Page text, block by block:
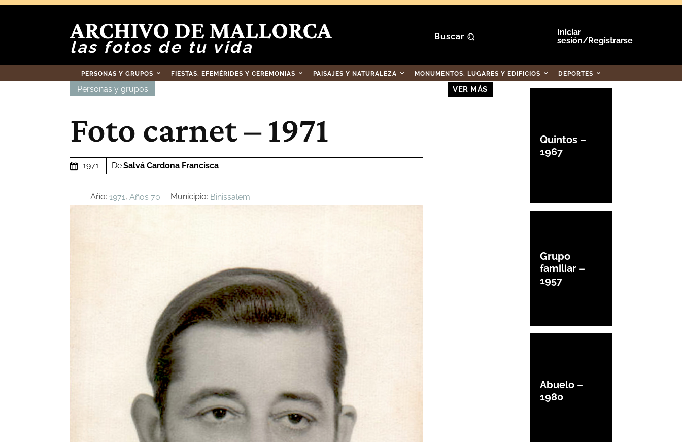
ARCHIVO DE MALLORCA
las fotos de tu vida
Buscar
Iniciar
sesión/Registrarse
PERSONAS Y GRUPOS FIESTAS, EFEMÉRIDES Y CEREMONIAS PAISAJES Y NATURALEZA MONUMENTOS, LUGARES Y EDIFICIOS DEPORTES
Personas y grupos
Foto carnet – 1971
1971 DeSalvá Cardona Francisca
Año: 1971, Años 70 Municipio: Binissalem
VER MÁS
Quintos –
1967
Grupo
familiar –
1957
Abuelo –
1980